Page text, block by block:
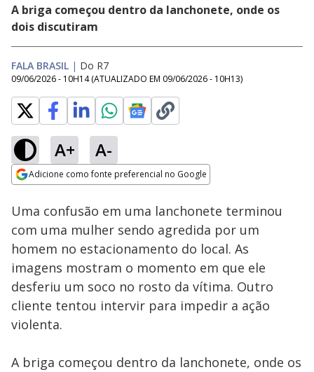
A briga começou dentro da lanchonete, onde os
dois discutiram
FALA BRASIL | Do R7
09/06/2026 - 10H14 (ATUALIZADO EM 09/06/2026 - 10H13)
A+ A-
Adicione como fonte preferencial no Google
Ativar
96.93%
Uma confusão em uma lanchonete terminou
com uma mulher sendo agredida por um
homem no estacionamento do local. As
imagens mostram o momento em que ele
desferiu um soco no rosto da vítima. Outro
cliente tentou intervir para impedir a ação
violenta.
A briga começou dentro da lanchonete, onde os